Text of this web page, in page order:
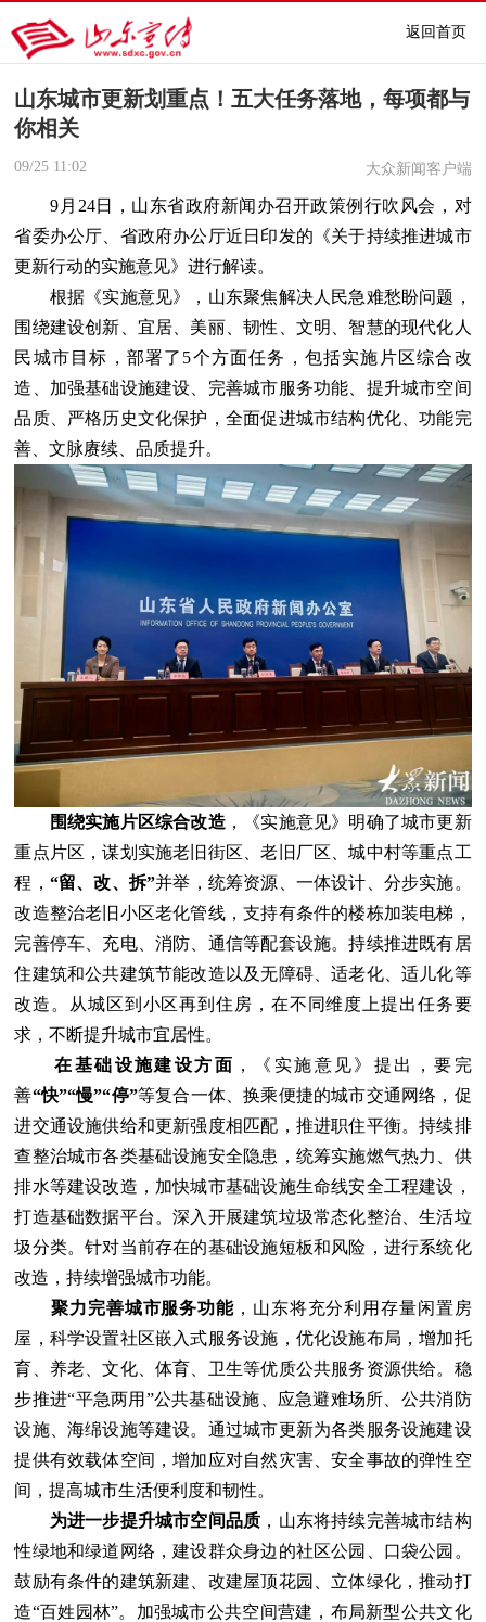
返回首页
山东城市更新划重点！五大任务落地，每项都与
你相关
09/25 11:02 大众新闻客户端
9月24日，山东省政府新闻办召开政策例行吹风会，对
省委办公厅、省政府办公厅近日印发的《关于持续推进城市
更新行动的实施意见》进行解读。
根据《实施意见》，山东聚焦解决人民急难愁盼问题，
围绕建设创新、宜居、美丽、韧性、文明、智慧的现代化人
民城市目标，部署了5个方面任务，包括实施片区综合改
造、加强基础设施建设、完善城市服务功能、提升城市空间
品质、严格历史文化保护，全面促进城市结构优化、功能完
善、文脉赓续、品质提升。
围绕实施片区综合改造，《实施意见》明确了城市更新
重点片区，谋划实施老旧街区、老旧厂区、城中村等重点工
程， “留、改、拆”并举，统筹资源、一体设计、分步实施。
改造整治老旧小区老化管线，支持有条件的楼栋加装电梯，
完善停车、充电、消防、通信等配套设施。持续推进既有居
住建筑和公共建筑节能改造以及无障碍、适老化、适儿化等
改造。从城区到小区再到住房，在不同维度上提出任务要
求，不断提升城市宜居性。
在基础设施建设方面 ，《实施意见》提出，要完
善“快”“慢”“停”等复合一体、换乘便捷的城市交通网络，促
进交通设施供给和更新强度相匹配，推进职住平衡。持续排
查整治城市各类基础设施安全隐患，统筹实施燃气热力、供
排水等建设改造，加快城市基础设施生命线安全工程建设，
打造基础数据平台。深入开展建筑垃圾常态化整治、生活垃
圾分类。针对当前存在的基础设施短板和风险，进行系统化
改造，持续增强城市功能。
聚力完善城市服务功能 ，山东将充分利用存量闲置房
屋，科学设置社区嵌入式服务设施，优化设施布局，增加托
育、养老、文化、体育、卫生等优质公共服务资源供给。稳
步推进“平急两用”公共基础设施、应急避难场所、公共消防
设施、海绵设施等建设。通过城市更新为各类服务设施建设
提供有效载体空间，增加应对自然灾害、安全事故的弹性空
间，提高城市生活便利度和韧性。
为进一步提升城市空间品质 ，山东将持续完善城市结构
性绿地和绿道网络，建设群众身边的社区公园、口袋公园。
鼓励有条件的建筑新建、改建屋顶花园、立体绿化，推动打
造“百姓园林”。加强城市公共空间营建，布局新型公共文化